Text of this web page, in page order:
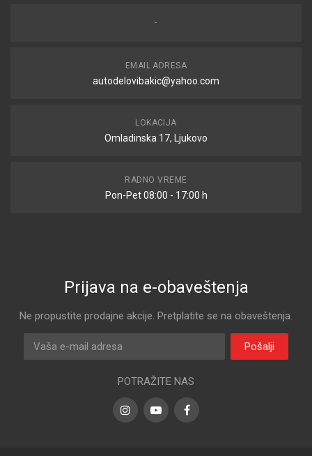
-
EMAIL ADRESA
autodelovibakic@yahoo.com
LOKACIJA
Omladinska 17, Ljukovo
RADNO VREME
Pon-Pet 08:00 - 17:00 h
Prijava na e-obaveštenja
Ne propustite prodajne akcije. Pretplatite se na obaveštenja.
Pošalji
POTRAŽITE NAS
InstagramYoutubeFacebook